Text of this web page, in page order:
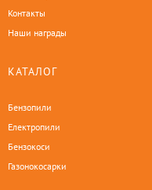
Контакты
Наши награды
КАТАЛОГ
Бензопили
Електропили
Бензокоси
Газонокосарки